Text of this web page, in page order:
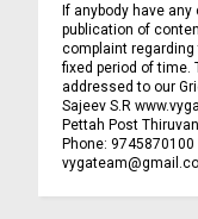
If anybody have
publication of
complaint
fixed period of time.
addressed to our
Sajeev S.R
Pettah Post
Phone: 9745870100